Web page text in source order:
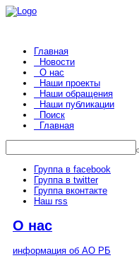
Главная
Новости
О нас
Наши проекты
Наши обращения
Наши публикации
Поиск
Главная
Группа в facebook
Группа в twitter
Группа вконтакте
Наш rss
О нас
информация об АО РБ